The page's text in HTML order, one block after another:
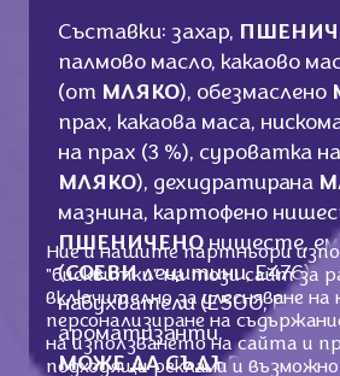
Съставки: захар,
палмово масло, какаово
(от МЛЯКО), обезмаслено
прах, какаова маса,
на прах (3 %), суроватка
МЛЯКО), дехидратирана
мазнина, картофено
ПШЕНИЧЕНОнишесте,
(СОЕВИлецитини, E476),
набухватели (E500, E503),
ароматизанти.
МОЖЕ ДА СЪДЪРЖА
Ние и нашите партньори
"бисквитки" на този сайт за
включително за улесняване
персонализиране на
на използването на сайта и
подходящи реклами и